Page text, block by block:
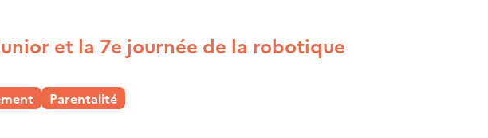
et la 7e journée de la robotique
Parentalité